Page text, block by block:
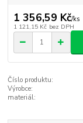
1 356,59 Kč/ks
1 121,15 Kč bez DPH
Číslo produktu:
Výrobce:
materiál: